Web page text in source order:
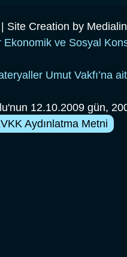
Site Creation by
ve Sosyal
Umut Vakfı’na
12.10.2009 gün,
Aydınlatma Metni